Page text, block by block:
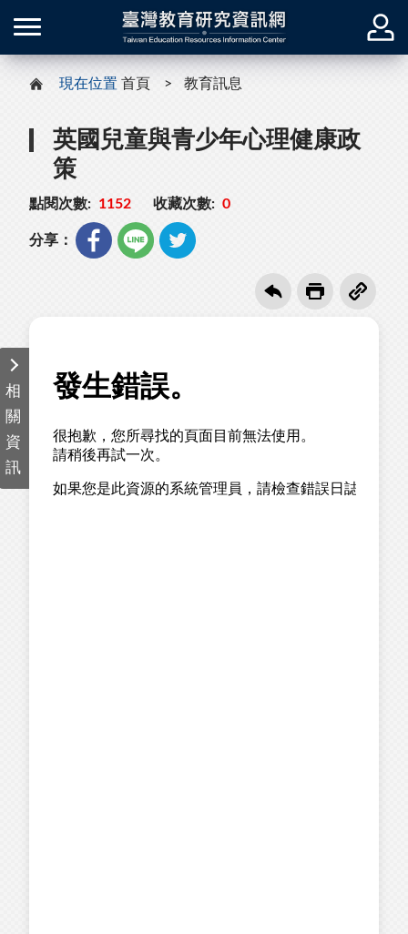
現在位置 首頁 教育訊息
英國兒童與青少年心理健康政
策
點閱次數: 1152 收藏次數: 0
分享：
相
關
資
訊